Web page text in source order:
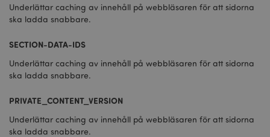
Underlättar caching av innehåll på webbläsaren för att sidorna
ska ladda snabbare.
SECTION-DATA-IDS
Underlättar caching av innehåll på webbläsaren för att sidorna
ska ladda snabbare.
PRIVATE_CONTENT_VERSION
Underlättar caching av innehåll på webbläsaren för att sidorna
ska ladda snabbare.